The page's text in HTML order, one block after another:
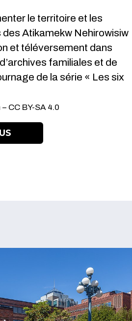
le territoire et les
Atikamekw Nehirowisiw
et téléversement dans
familiales et de
de la série « Les six
CC BY-SA 4.0